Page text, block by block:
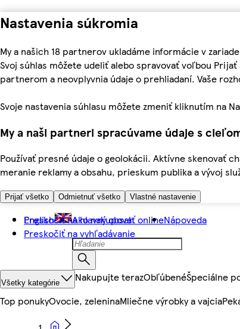
Nastavenia súkromia
My a našich 18 partnerov ukladáme informácie v
Svoj súhlas môžete udeliť alebo spravovať voľbou
partnerom a neovplyvnia údaje o prehliadaní. Vaše
Svoje nastavenia súhlasu môžete zmeniť kliknutím na
My a naši partneri spracúvame údaje s
Používať presné údaje o geolokácii. Aktívne skenovať
meranie reklamy a obsahu, prieskum publika a vývoj
Prijať všetko Odmietnuť všetko Vlastné nastavenie
Preskočiť na hlavný obsah
Preskočiť na vyhľadávanie
English Ako nakupovať onlineNápoveda
Všetky kategórie Nakupujte terazObľúbenéŠpeciálne
Top ponukyOvocie, zeleninaMliečne výrobky a vajcia